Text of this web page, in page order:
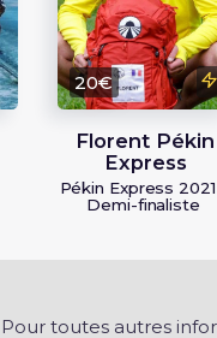
20€
Florent Pékin
Express
Pékin Express
Demi-finaliste
Pour toutes autres